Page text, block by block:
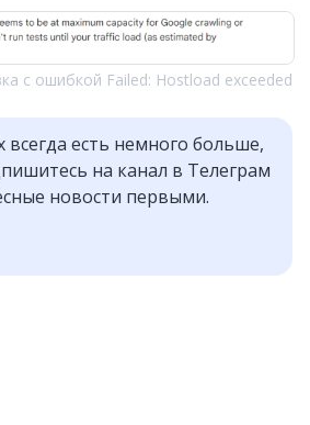
с ошибкой Failed: Hostload exceeded
всегда есть немного больше,
на канал в Телеграм
новости первыми.